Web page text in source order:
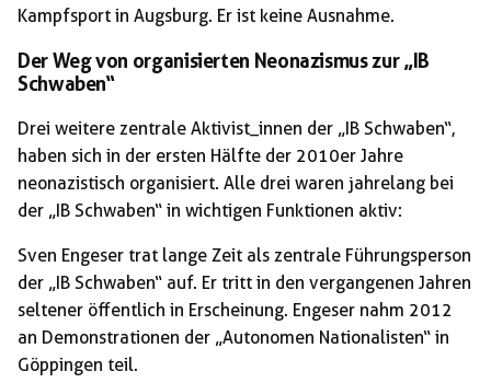
Kampfsport in Augsburg. Er ist keine Ausnahme.
Der Weg von organisierten Neonazismus zur „IB
Schwaben“
Drei weitere zentrale Aktivist_innen der „IB Schwaben“,
haben sich in der ersten Hälfte der 2010er Jahre
neonazistisch organisiert. Alle drei waren jahrelang bei
der „IB Schwaben“ in wichtigen Funktionen aktiv:
Sven Engeser trat lange Zeit als zentrale Führungsperson
der „IB Schwaben“ auf. Er tritt in den vergangenen Jahren
seltener öffentlich in Erscheinung. Engeser nahm 2012
an Demonstrationen der „Autonomen Nationalisten“ in
Göppingen teil.